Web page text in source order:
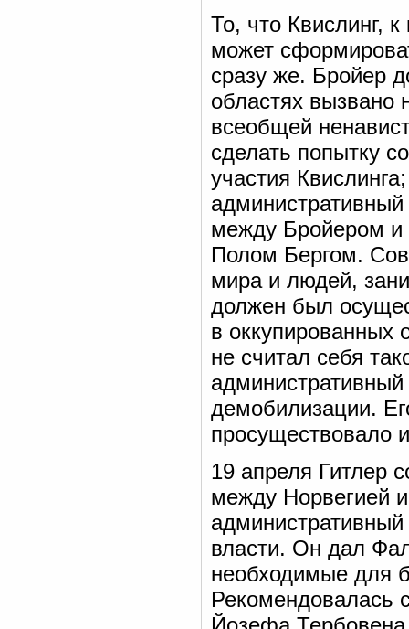
То, что Квислинг,
может
сразу же. Бройер
областях вызвано
всеобщей
сделать попытку
участия
административный
между Бройером и
Полом Бергом.
мира и людей,
должен был
в оккупированных
не считал себя
административный
демобилизации.
просуществовало
19 апреля Гитлер
между Норвегией
власти. Он дал
необходимые для
Рекомендовалась